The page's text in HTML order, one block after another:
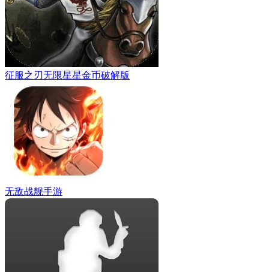
征服之刃无限星星金币破解版
无敌战舰手游